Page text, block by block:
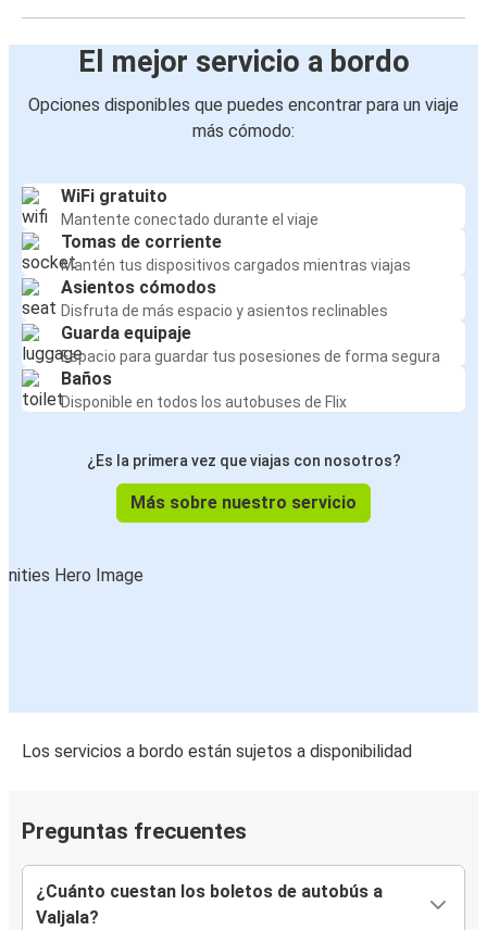
El mejor servicio a bordo
Opciones disponibles que puedes encontrar para un viaje
más cómodo:
WiFi gratuito
Mantente conectado durante el viaje
Tomas de corriente
Mantén tus dispositivos cargados mientras viajas
Asientos cómodos
Disfruta de más espacio y asientos reclinables
Guarda equipaje
Espacio para guardar tus posesiones de forma segura
Baños
Disponible en todos los autobuses de Flix
¿Es la primera vez que viajas con nosotros?
Más sobre nuestro servicio
Los servicios a bordo están sujetos a disponibilidad
Preguntas frecuentes
¿Cuánto cuestan los boletos de autobús a
Valjala?